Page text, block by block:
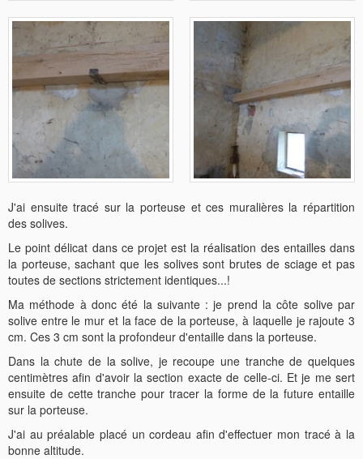
J'ai ensuite tracé sur la porteuse et ces muralières la répartition
des solives.
Le point délicat dans ce projet est la réalisation des entailles dans
la porteuse, sachant que les solives sont brutes de sciage et pas
toutes de sections strictement identiques...!
Ma méthode à donc été la suivante : je prend la côte solive par
solive entre le mur et la face de la porteuse, à laquelle je rajoute 3
cm. Ces 3 cm sont la profondeur d'entaille dans la porteuse.
Dans la chute de la solive, je recoupe une tranche de quelques
centimètres afin d'avoir la section exacte de celle-ci. Et je me sert
ensuite de cette tranche pour tracer la forme de la future entaille
sur la porteuse.
J'ai au préalable placé un cordeau afin d'effectuer mon tracé à la
bonne altitude.